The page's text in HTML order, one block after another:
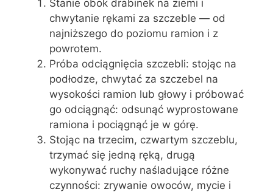
Stanie obok drabinek na ziemi i
chwytanie rękami za szczeble — od
najniższego do poziomu ramion i z
powrotem.
Próba odciągnięcia szczebli: stojąc na
podłodze, chwytać za szczebel na
wysokości ramion lub głowy i próbować
go odciągnąć: odsunąć wyprostowane
ramiona i pociągnąć je w górę.
Stojąc na trzecim, czwartym szczeblu,
trzymać się jedną ręką, drugą
wykonywać ruchy naśladujące różne
czynności: zrywanie owoców, mycie i